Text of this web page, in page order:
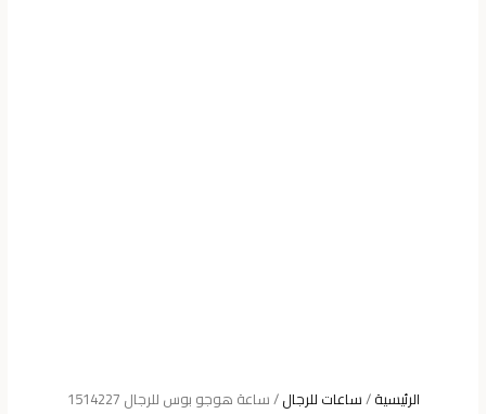
الرئيسية/ساعات للرجال/ ساعة هوجو بوس للرجال 1514227